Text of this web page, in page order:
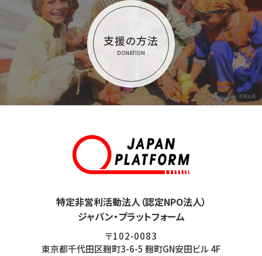
支援の方法
DONATION
©KnK
特定非営利活動法人（認定NPO法人）
ジャパン・プラットフォーム
〒102-0083
東京都千代田区麹町3-6-5 麹町GN安田ビル 4F